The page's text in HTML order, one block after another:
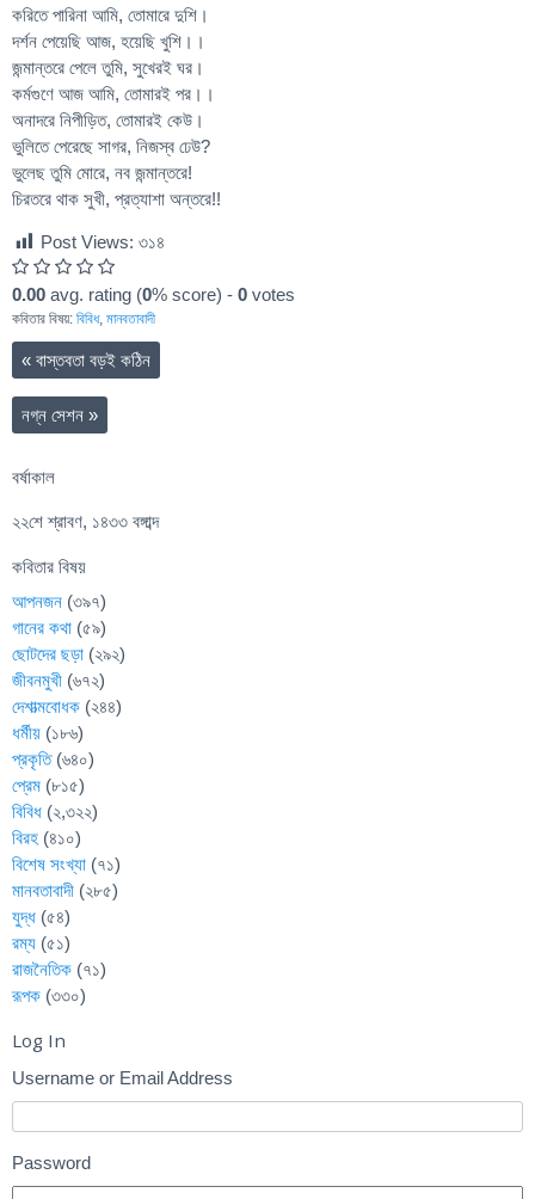
করিতে পারিনা আমি, তোমারে দুশি।
দর্শন পেয়েছি আজ, হয়েছি খুশি।।
জন্মান্তরে পেলে তুমি, সুখেরই ঘর।
কর্মগুণে আজ আমি, তোমারই পর।।
অনাদরে নিপীড়িত, তোমারই কেউ।
ভুলিতে পেরেছে সাগর, নিজস্ব ঢেউ?
ভুলেছ তুমি মোরে, নব জন্মান্তরে!
চিরতরে থাক সুখী, প্রত্যাশা অন্তরে!!
Post Views: ৩১৪
0.00 avg. rating (0% score) - 0 votes
কবিতার বিষয়: বিবিধ, মানবতাবাদী
« বাস্তবতা বড়ই কঠিন
নগ্ন সেশন »
বর্ষাকাল
২২শে শ্রাবণ, ১৪৩৩ বঙ্গাব্দ
কবিতার বিষয়
আপনজন (৩৯৭)
গানের কথা (৫৯)
ছোটদের ছড়া (২৯২)
জীবনমুখী (৬৭২)
দেশাত্মবোধক (২৪৪)
ধর্মীয় (১৮৬)
প্রকৃতি(৬৪০)
প্রেম (৮১৫)
বিবিধ (২,৩২২)
বিরহ (৪১০)
বিশেষ সংখ্যা (৭১)
মানবতাবাদী (২৮৫)
যুদ্ধ (৫৪)
রম্য (৫১)
রাজনৈতিক (৭১)
রূপক (৩৩০)
Log In
Username or Email Address
Password